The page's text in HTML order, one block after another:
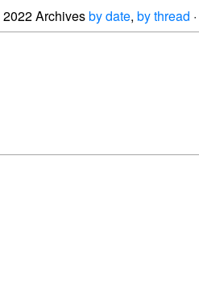
2022 Archivesby date, by thread ·